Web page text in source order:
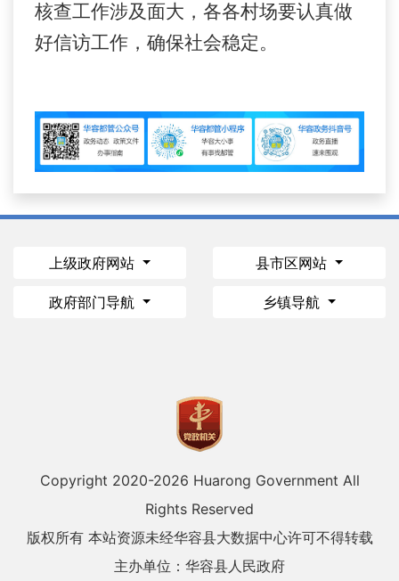
核查工作涉及面大，各各村场要认真做
好信访工作，确保社会稳定。
上级政府网站 县市区网站
政府部门导航 乡镇导航
Copyright 2020-2026 Huarong Government All
Rights Reserved
版权所有 本站资源未经华容县大数据中心许可不得转载
主办单位：华容县人民政府